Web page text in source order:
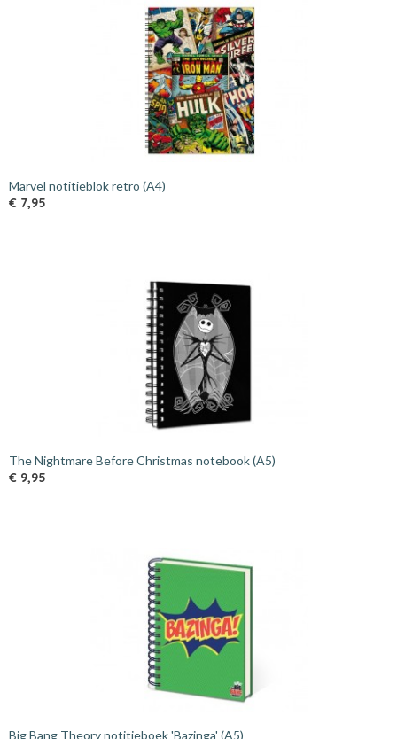
Marvel notitieblok retro (A4)
€ 7,95
The Nightmare Before Christmas notebook (A5)
€ 9,95
Big Bang Theory notitieboek 'Bazinga' (A5)